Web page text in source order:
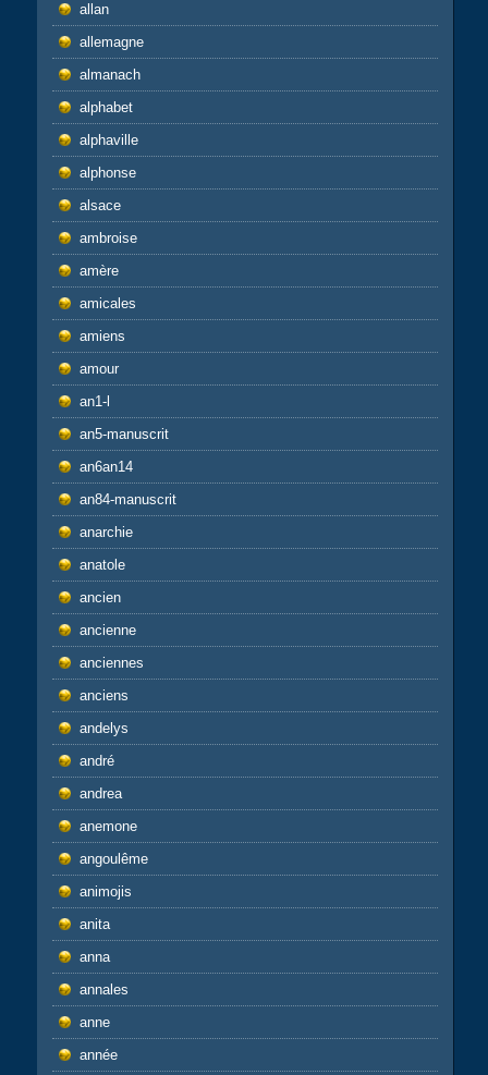
allan
allemagne
almanach
alphabet
alphaville
alphonse
alsace
ambroise
amère
amicales
amiens
amour
an1-l
an5-manuscrit
an6an14
an84-manuscrit
anarchie
anatole
ancien
ancienne
anciennes
anciens
andelys
andré
andrea
anemone
angoulême
animojis
anita
anna
annales
anne
année